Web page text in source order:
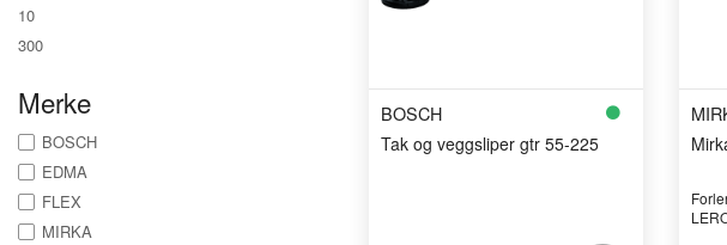
BOSCH
Tak og veggsliper gtr 55-225
10
300
Merke
BOSCH
EDMA
FLEX
MIRKA